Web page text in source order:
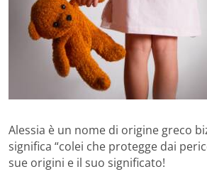
Alessia è un nome di origine greco
significa “colei che protegge dai
sue origini e il suo significato!